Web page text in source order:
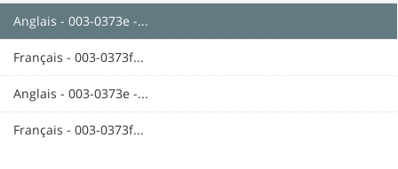
Anglais - 003-0373e -...
Français - 003-0373f...
Anglais - 003-0373e -...
Français - 003-0373f...